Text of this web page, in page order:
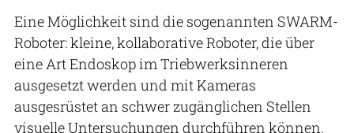
Eine Möglichkeit sind die sogenannten SWARM-
Roboter: kleine, kollaborative Roboter, die über
eine Art Endoskop im Triebwerksinneren
ausgesetzt werden und mit Kameras
ausgesrüstet an schwer zugänglichen Stellen
visuelle Untersuchungen durchführen können.